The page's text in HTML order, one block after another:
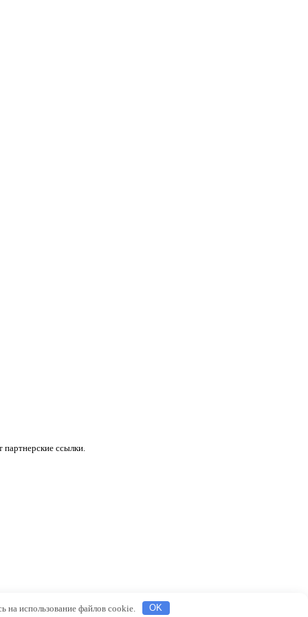
партнерские ссылки.
на использование файлов cookie. OK